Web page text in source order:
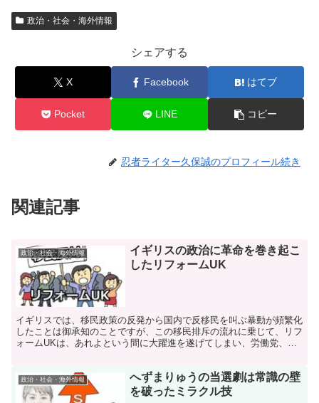
政治・社会・海外情報
シェアする
X Facebook はてブ
Pocket LINE コピー
忍者ライター久保誠のプロフィール続き
関連記事
政治・社会・海外情報
イギリスの政治に革命を巻き起こ
したリフォームUK
イギリスでは、移民政策の反発から国内で反移民を叫ぶ暴動が頻繁化
したことは御承知のことですが、この移民排斥の流れに乗じて、リフ
ォームUKは、あれよという間に大躍進を遂げてしまい、労働党、保
政治・社会・海外情報
へずまりゅうの当選劇は常識の壁
を破ったミラクル技